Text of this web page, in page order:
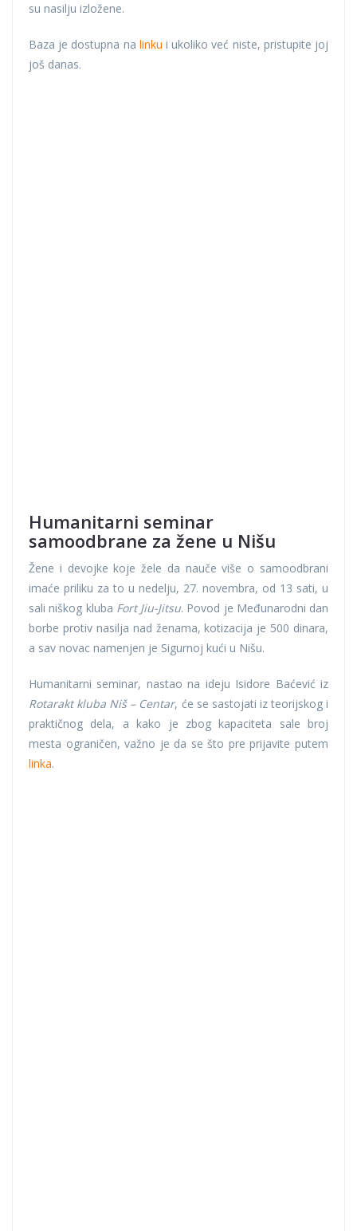
su nasilju izložene.
Baza je dostupna na linku i ukoliko već niste, pristupite joj
još danas.
Humanitarni seminar
samoodbrane za žene u Nišu
Žene i devojke koje žele da nauče više o samoodbrani
imaće priliku za to u nedelju, 27. novembra, od 13 sati, u
sali niškog kluba Fort Jiu-Jitsu. Povod je Međunarodni dan
borbe protiv nasilja nad ženama, kotizacija je 500 dinara,
a sav novac namenjen je Sigurnoj kući u Nišu.
Humanitarni seminar, nastao na ideju Isidore Baćević iz
Rotarakt kluba Niš – Centar, će se sastojati iz teorijskog i
praktičnog dela, a kako je zbog kapaciteta sale broj
mesta ograničen, važno je da se što pre prijavite putem
linka.